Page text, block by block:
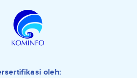
oleh: